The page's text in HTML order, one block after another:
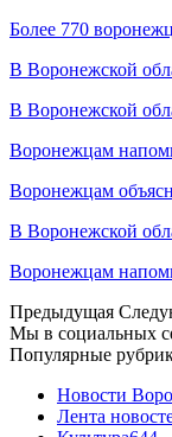
Более 770
В Воронежской
В Воронежской
Воронежцам
Воронежцам
В Воронежской
Воронежцам
Предыдущая
Мы в социальных
Популярные
Новости
Лента